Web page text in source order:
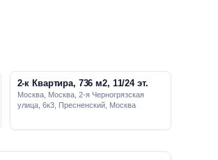
2-к Квартира, 736 м2, 11/24 эт.
Москва, Москва, 2-я Черногрязская
улица, 6к3, Пресненский, Москва